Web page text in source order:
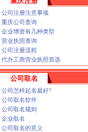
S新闻头条-齐齐哈尔
重庆-华龙网
学网
嫂服务_58到家月嫂
酒店网上预订-途家网
律咨询
公司注册注意事项
重庆公司查询
企业增资有几种类型
营业执照查询
公司注册流程
代办工商营业执照首选
公司取名
公司怎样起名最好?
公司取名软件
公司取名规则
企业取名
公司取名的意义